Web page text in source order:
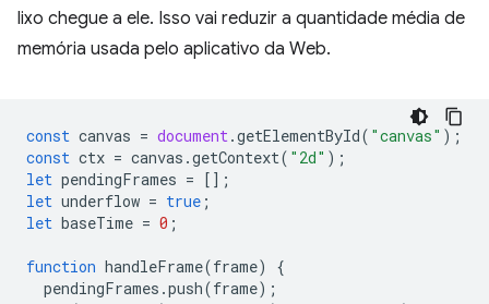
lixo chegue a ele. Isso vai reduzir a quantidade média de
memória usada pelo aplicativo da Web.
const canvas = document .getElementById( "canvas" );
const ctx = canvas .getContext( "2d" );
let pendingFrames = [];
let underflow = true ;
let baseTime = 0 ;
function handleFrame(frame)
{
pendingFrames .push(frame);